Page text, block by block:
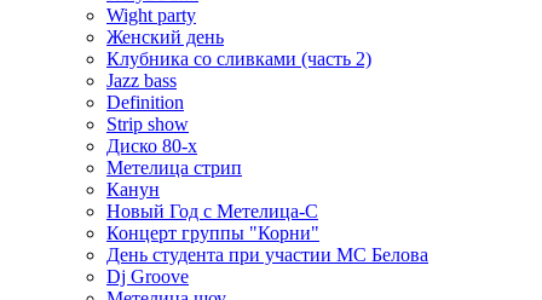
Wight party
Женский день
Клубника со сливками (часть 2)
Jazz bass
Definition
Strip show
Диско 80-х
Метелица стрип
Канун
Новый Год с Метелица-С
Концерт группы "Корни"
День студента при участии МС Белова
Dj Groove